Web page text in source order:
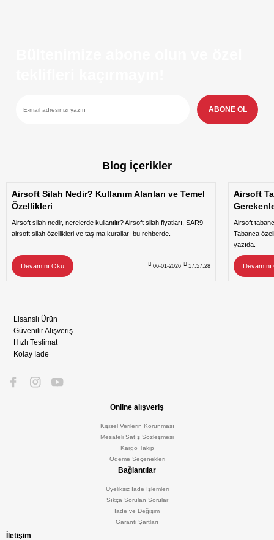
ABONE OL
Blog İçerikler
Airsoft Silah Nedir? Kullanım Alanları ve Temel
Özellikleri
Airsoft silah nedir, nerelerde kullanılır? Airsoft silah fiyatları, SAR9
airsoft silah özellikleri ve taşıma kuralları bu rehberde.
Devamını Oku 06-01-2026 17:57:28
Airsoft
Airsoft
Tabanca
yazıda.
Lisanslı Ürün
Güvenilir Alışveriş
Hızlı Teslimat
Kolay İade
Online alışveriş
Kişisel Verilerin Korunması
Mesafeli Satış Sözleşmesi
Kargo Takip
Ödeme Seçenekleri
Bağlantılar
Üyeliksiz İade İşlemleri
Sıkça Sorulan Sorular
İade ve Değişim
Garanti Şartları
İletişim